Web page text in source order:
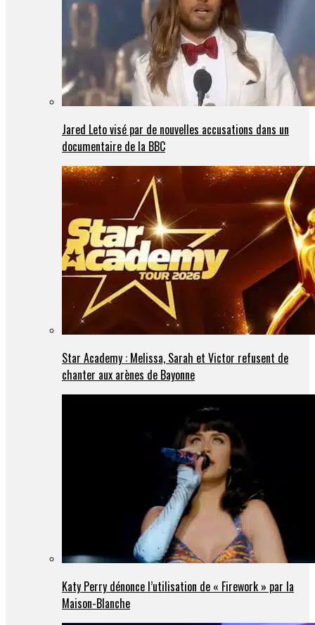
Jared Leto visé par de nouvelles accusations dans un
documentaire de la BBC
Star Academy : Melissa, Sarah et Victor refusent de
chanter aux arènes de Bayonne
Katy Perry dénonce l’utilisation de « Firework » par la
Maison-Blanche